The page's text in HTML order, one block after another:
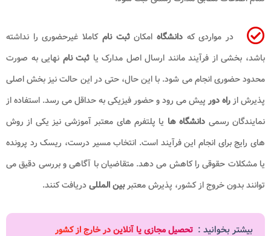
در مواردی کهدانشگاه امکانثبت نامکاملا غیرحضوری را نداشته
باشد، بخشی از فرآیند مانند ارسال اصل مدارک یا ثبت نام نهایی به صورت
محدود حضوری انجام می شود. با این حال، حتی در این حالت نیز بخش اصلی
پذیرش ازراه دورپیش می رود و حضور فیزیکی به حداقل می رسد. استفاده از
نمایندگان رسمی دانشگاه ها یا پلتفرم های معتبر آموزشی نیز یکی از روش
های رایج برای انجام این فرآیند است. انتخاب مسیر درست، ریسک رد پرونده
یا مشکلات حقوقی را کاهش می دهد. متقاضیان با آگاهی و بررسی دقیق می
توانند بدون خروج از کشور، پذیرش معتبربین المللیدریافت کنند.
بیشتر بخوانید : تحصیل مجازی یا آنلاین در خارج از کشور